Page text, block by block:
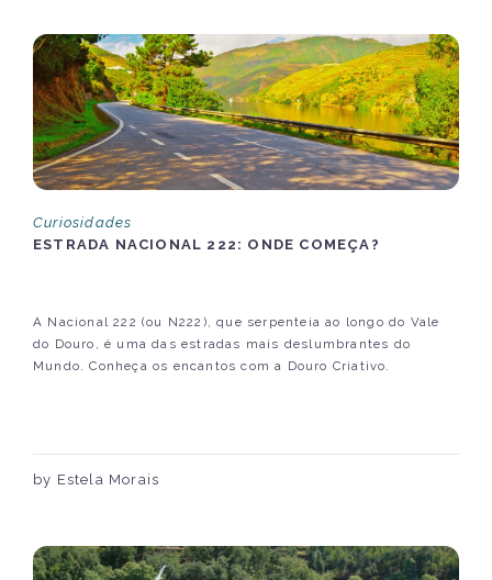
Curiosidades
ESTRADA NACIONAL 222: ONDE COMEÇA?
A Nacional 222 (ou N222), que serpenteia ao longo do Vale
do Douro, é uma das estradas mais deslumbrantes do
Mundo. Conheça os encantos com a Douro Criativo.
by Estela Morais